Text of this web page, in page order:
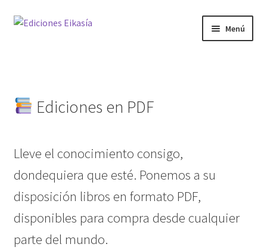
Ir
Ir
Menú
Próx publ
Ediciones PDF
Ediciones en PDF
Lleve el conocimiento consigo,
dondequiera que esté. Ponemos a su
disposición libros en formato PDF,
disponibles para compra desde cualquier
parte del mundo.